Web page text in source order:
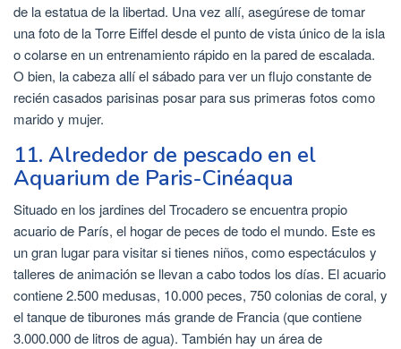
de la estatua de la libertad. Una vez allí, asegúrese de tomar
una foto de la Torre Eiffel desde el punto de vista único de la isla
o colarse en un entrenamiento rápido en la pared de escalada.
O bien, la cabeza allí el sábado para ver un flujo constante de
recién casados ​​parisinas posar para sus primeras fotos como
marido y mujer.
11. Alrededor de pescado en el
Aquarium de Paris-Cinéaqua
Situado en los jardines del Trocadero se encuentra propio
acuario de París, el hogar de peces de todo el mundo. Este es
un gran lugar para visitar si tienes niños, como espectáculos y
talleres de animación se llevan a cabo todos los días. El acuario
contiene 2.500 medusas, 10.000 peces, 750 colonias de coral, y
el tanque de tiburones más grande de Francia (que contiene
3.000.000 de litros de agua). También hay un área de